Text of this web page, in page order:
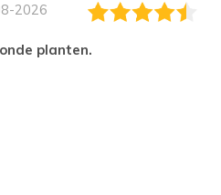
2026
planten.